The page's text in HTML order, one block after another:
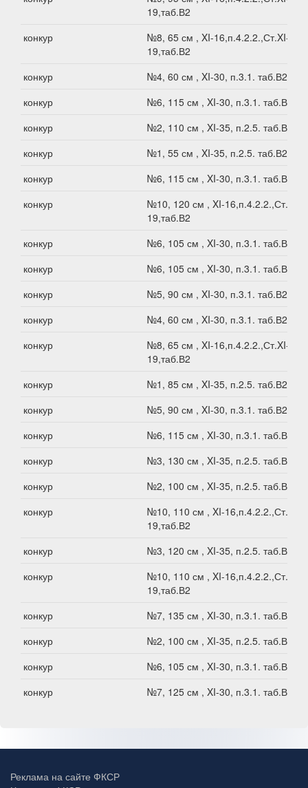
19,таб.В2
конкур
№8, 65 см , XI-16,п.4.2.2.,Ст.XI-
19,таб.В2
конкур
№4, 60 см , XI-30, п.3.1. таб.В2
конкур
№6, 115 см , XI-30, п.3.1. таб.В2
конкур
№2, 110 см , XI-35, п.2.5. таб.В2
конкур
№1, 55 см , XI-35, п.2.5. таб.В2
конкур
№6, 115 см , XI-30, п.3.1. таб.В2
конкур
№10, 120 см , XI-16,п.4.2.2.,Ст.XI-
19,таб.В2
конкур
№6, 105 см , XI-30, п.3.1. таб.В2
конкур
№6, 105 см , XI-30, п.3.1. таб.В2
конкур
№5, 90 см , XI-30, п.3.1. таб.В2
конкур
№4, 60 см , XI-30, п.3.1. таб.В2
конкур
№8, 65 см , XI-16,п.4.2.2.,Ст.XI-
19,таб.В2
конкур
№1, 85 см , XI-35, п.2.5. таб.В2
конкур
№5, 90 см , XI-30, п.3.1. таб.В2
конкур
№6, 115 см , XI-30, п.3.1. таб.В2
конкур
№3, 130 см , XI-35, п.2.5. таб.В2
конкур
№2, 100 см , XI-35, п.2.5. таб.В2
конкур
№10, 110 см , XI-16,п.4.2.2.,Ст.XI-
19,таб.В2
конкур
№3, 120 см , XI-35, п.2.5. таб.В2
конкур
№10, 110 см , XI-16,п.4.2.2.,Ст.XI-
19,таб.В2
конкур
№7, 135 см , XI-30, п.3.1. таб.В2
конкур
№2, 100 см , XI-35, п.2.5. таб.В2
конкур
№6, 105 см , XI-30, п.3.1. таб.В2
конкур
№7, 125 см , XI-30, п.3.1. таб.В2
Реклама на сайте ФКСР